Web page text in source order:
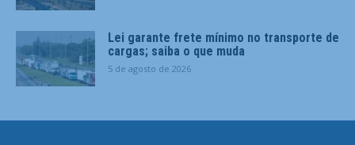
Lei garante frete mínimo no transporte de
cargas; saiba o que muda
5 de agosto de 2026